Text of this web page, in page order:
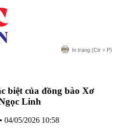
In trang (Ctr + P)
biệt của đồng bào Xơ
Linh
• 04/05/2026 10:58